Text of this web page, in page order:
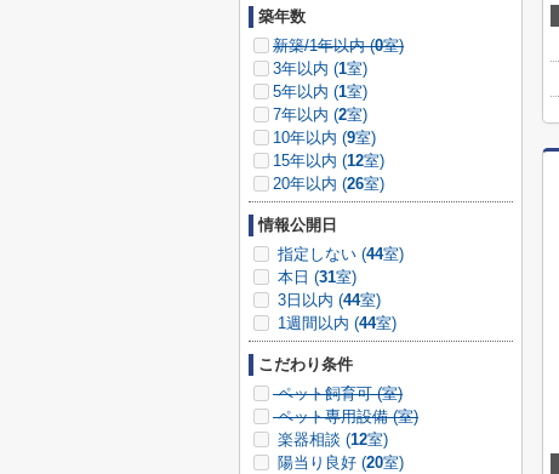
築年数
新築/1年以内 (0室)
3年以内 (1室)
5年以内 (1室)
7年以内 (2室)
10年以内 (9室)
15年以内 (12室)
20年以内 (26室)
情報公開日
指定しない (44室)
本日 (31室)
3日以内 (44室)
1週間以内 (44室)
こだわり条件
ペット飼育可 (室)
ペット専用設備 (室)
楽器相談 (12室)
陽当り良好 (20室)